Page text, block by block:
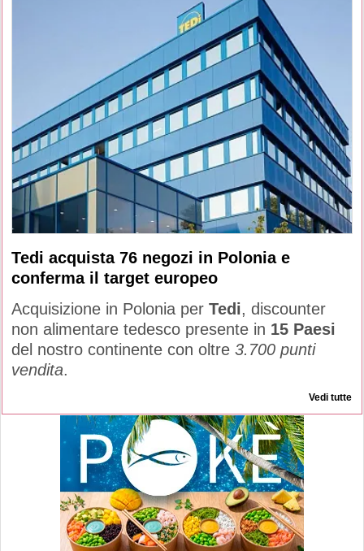
Tedi acquista 76 negozi in Polonia e
conferma il target europeo
Acquisizione in Polonia per Tedi, discounter
non alimentare tedesco presente in 15 Paesi
del nostro continente con oltre 3.700 punti
vendita.
Vedi tutte